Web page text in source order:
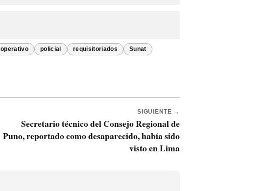
operativo policial requisitoriados Sunat
SIGUIENTE →
Secretario técnico del Consejo Regional de
Puno, reportado como desaparecido, había sido
visto en Lima